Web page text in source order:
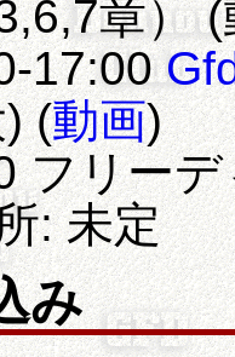
章）
17:00
(動画)
フリー
: 未定
み